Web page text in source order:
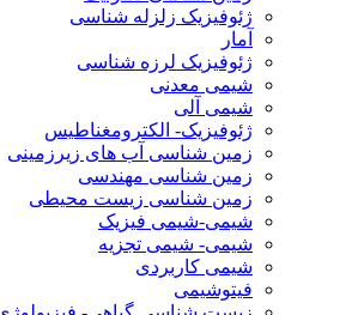
ژئوفیزیک زلزله شناسی
آمار
ژئوفیزیک لرزه شناسی
شیمی معدنی
شیمی آلی
ژئوفیزیک- الکترومغناطیس
زمین شناسی آب های زیرزمینی
زمین شناسی مهندسی
زمین شناسی زیست محیطی
شیمی-شیمی فیزیک
شیمی- شیمی تجزیه
شیمی کاربردی
فیتوشیمی